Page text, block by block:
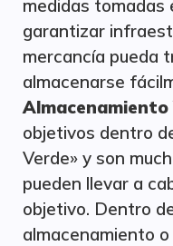
medidas tomadas
garantizar
mercancía pueda
almacenarse
Almacenamiento
objetivos dentro
Verde» y son
pueden llevar a
objetivo. Dentro
almacenamiento